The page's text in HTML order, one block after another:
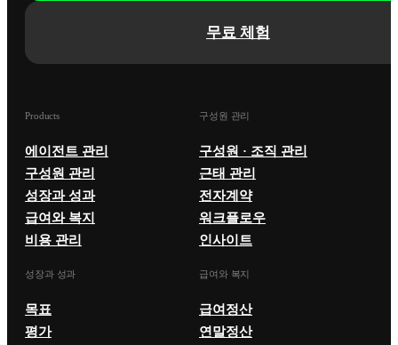
무료 체험
Products
에이전트 관리
구성원 관리
성장과 성과
급여와 복지
비용 관리
구성원 관리
구성원 · 조직 관리
근태 관리
전자계약
워크플로우
인사이트
성장과 성과
목표
평가
급여와 복지
급여정산
연말정산